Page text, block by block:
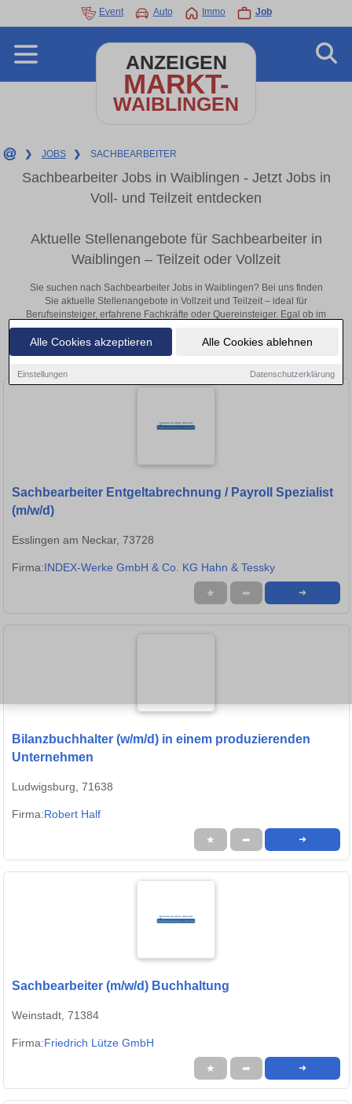
Alle Cookies akzeptieren Alle Cookies ablehnen
Einstellungen Datenschutzerklärung
Event Auto Immo Job
ANZEIGEN
MARKT-
WAIBLINGEN
❯ JOBS ❯ SACHBEARBEITER
Sachbearbeiter Jobs in Waiblingen - Jetzt Jobs in
Voll- und Teilzeit entdecken
Aktuelle Stellenangebote für Sachbearbeiter in
Waiblingen – Teilzeit oder Vollzeit
Sie suchen nach Sachbearbeiter Jobs in Waiblingen? Bei uns finden
Sie aktuelle Stellenangebote in Vollzeit und Teilzeit – ideal für
Berufseinsteiger, erfahrene Fachkräfte oder Quereinsteiger. Egal ob im
Büro, vor Ort oder remote: Entdecken Sie jetzt neue Chancen in Ihrer
Region und bewerben Sie sich direkt auf passende Sachbearbeiter-
Stellen in Waiblingen!
Sachbearbeiter Entgeltabrechnung / Payroll Spezialist
(m/w/d)
Esslingen am Neckar, 73728
Firma:INDEX-Werke GmbH & Co. KG Hahn & Tessky
★ ➦ ➜
Bilanzbuchhalter (w/m/d) in einem produzierenden
Unternehmen
Ludwigsburg, 71638
Firma:Robert Half
★ ➦ ➜
Sachbearbeiter (m/w/d) Buchhaltung
Weinstadt, 71384
Firma:Friedrich Lütze GmbH
★ ➦ ➜